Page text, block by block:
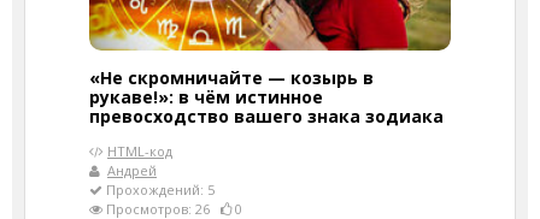
«Не скромничайте — козырь в
рукаве!»: в чём истинное
превосходство вашего знака зодиака
HTML-код
Андрей
Прохождений: 5
Просмотров: 26
0